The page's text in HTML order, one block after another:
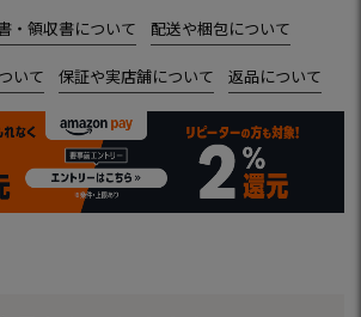
・領収書について 配送や梱包について
いて 保証や実店舗について 返品について